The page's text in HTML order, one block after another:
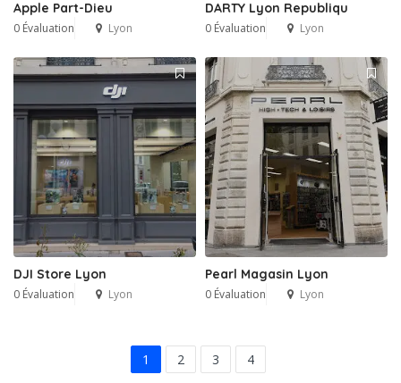
Apple Part-Dieu
0 Évaluation Lyon
DARTY Lyon Republiqu
0 Évaluation Lyon
DJI Store Lyon
0 Évaluation Lyon
Pearl Magasin Lyon
0 Évaluation Lyon
1 2 3 4